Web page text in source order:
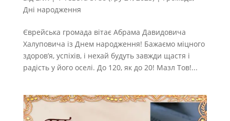
Дні народження
Єврейська громада вітає Абрама Давидовича
Халуповича із Днем народження! Бажаємо міцного
здоров’я, успіхів, і нехай будуть завжди щастя і
радість у його оселі. До 120, як до 20! Мазл Тов!...